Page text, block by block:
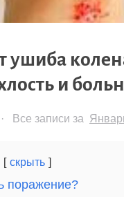
ушиба
и
Все записи за
скрыть
поражение?